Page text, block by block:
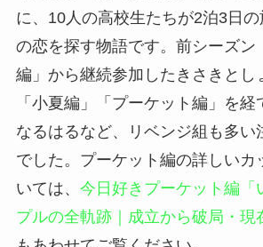
に、10人の高校生たちが2泊3日
の恋を探す物語です。前シーズン
編」から継続参加したきさきとし
「小夏編」「プーケット編」を経
なるはるなど、リベンジ組も多い
でした。プーケット編の詳しいカ
いては、 今日好きプーケット編「
プルの全軌跡｜成立から破局・現